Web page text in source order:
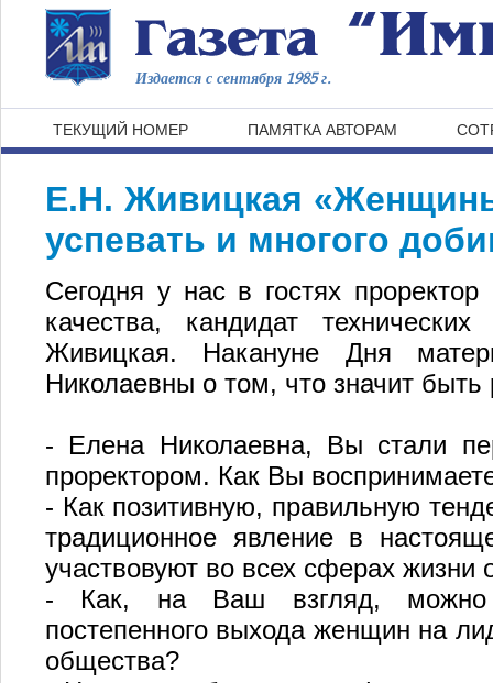
Издается с сентября 1985 г.
ТЕКУЩИЙ НОМЕР ПАМЯТКА АВТОРАМ
Е.Н. Живицкая
успевать и многого
Сегодня у нас в гостях
качества, кандидат
Живицкая. Накануне Дня
Николаевны о том, что значит
- Елена Николаевна, Вы стали
проректором. Как Вы
- Как позитивную, правильную
традиционное явление в
участвовуют во всех сферах жизни
- Как, на Ваш взгляд, можно
постепенного выхода женщин на
общества?